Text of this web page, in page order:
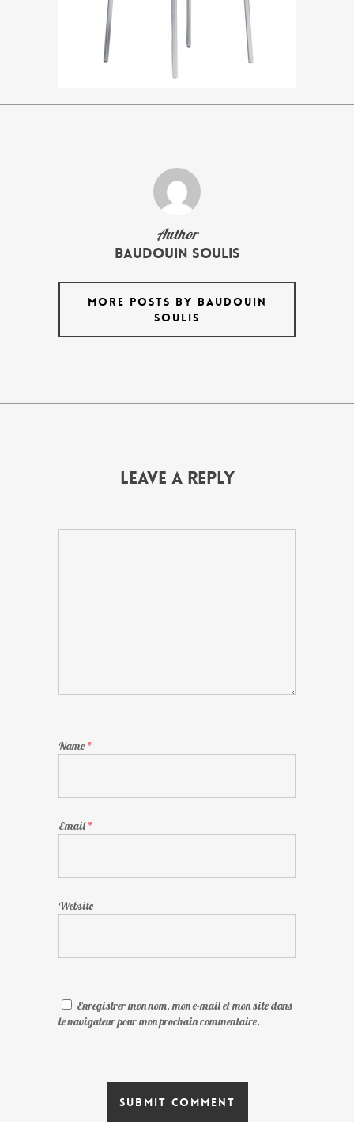
Author
Baudouin Soulis
MORE POSTS BY BAUDOUIN
SOULIS
Leave a Reply
Name *
Email*
Website
Enregistrer mon nom, mon e-mail et mon site dans
le navigateur pour mon prochain commentaire.